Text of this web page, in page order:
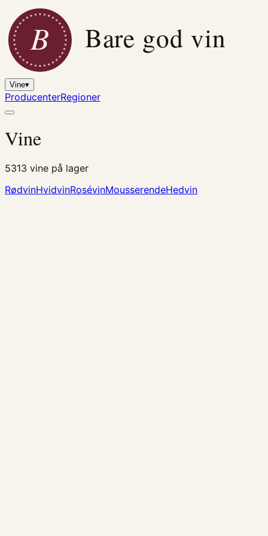
B Bare god vin
Vine▾
ProducenterRegioner
Vine
5313 vine på lager
RødvinHvidvinRosévinMousserendeHedvin